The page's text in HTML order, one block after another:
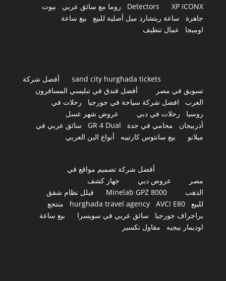
Detectors
XP ICONX روما مع سائق عربي
بيوت
جاهزة
ساعة ريتشارد ميل أصلية للبيع
بيع ساعة
اوميجا
عمال تنظيف
sand city hurghada tickets
أفضل شركة
تسويق في مصر
أفضل فندق في تبليسي المسافرون
العرب
افضل شركة سياحة في جورجيا
رحلات في
روسيا
رحلات في دبي
عروض شهر عسل
أذربيجان
محامي في جدة GR 4 Dual
سائق عربي في
ميلانو
بيع سانتوس كارتييه أنواع البن العربي
أفضل شركة تصميم مواقع في
مصر
عروض دبي
جهاز كشف
الذهب
Minelab GPZ 8000
فيلل نظام شقق
للبيع
hurghada travel agency AVCI E80
منتجع
براجراف جورجيا
سائق عربي في سويسرا
بيع ساعة
اوديمار بيجيه
مقاول تكسير